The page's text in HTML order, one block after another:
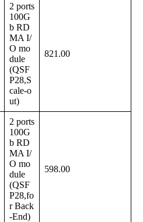
2 ports
100G
b RD
MA I/
O mo
dule
(QSF
P28,S
cale-o
ut)
821.00
2 ports
100G
b RD
MA I/
O mo
dule
(QSF
P28,fo
r Back
-End)
598.00